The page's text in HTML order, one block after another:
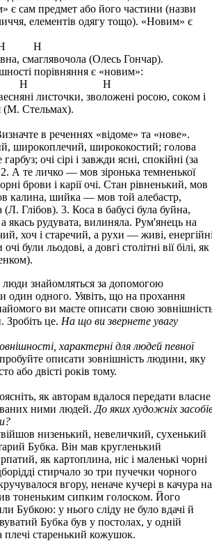
є сам предмет або його частини (назви
елементів одягу тощо). «Новим» є
Н
смаглявочола (Олесь Гончар).
порівняння є «новим»:
Н Н
листочки, зволожені росою, соком і
(М. Стельмах).
в реченнях «відоме» та «нове».
широкоплечий, ширококостий; голова
очі сірі і завжди ясні, спокійні (за
А те личко — мов зіронька темненької
брови і карії очі. Стан рівненький, мов
калина, шийка — мов той алебастр,
Глібов). 3. Коса в бабусі була буйна,
якась рудувата, вилиняла. Рум'янець на
хоч і старечий, а рухи — живі,
були льодові, а довгі столітні вії білі, як
люди знайомляться за допомогою
один одного. Уявіть, що на прохання
ви маєте описати свою
Зробіть це. На що ви звернете увагу
характерні для людей певної
описати зовнішність людини, яку
або двісті років тому.
як авторам вдалося передати власне
ними людей. До яких художніх
низенький, невеличкий, сухенький
Бубка. Він мав кругленький
як картоплина, ніс і маленькі чорні
стирчало зо три пучечки чорного
вгору, неначе кучері в качура на
тоненьким сипким голоском. Його
Бубкою: у нього сліду не було вдачі й
Бубка був у постолах, у одній
плечі старенький кожушок.